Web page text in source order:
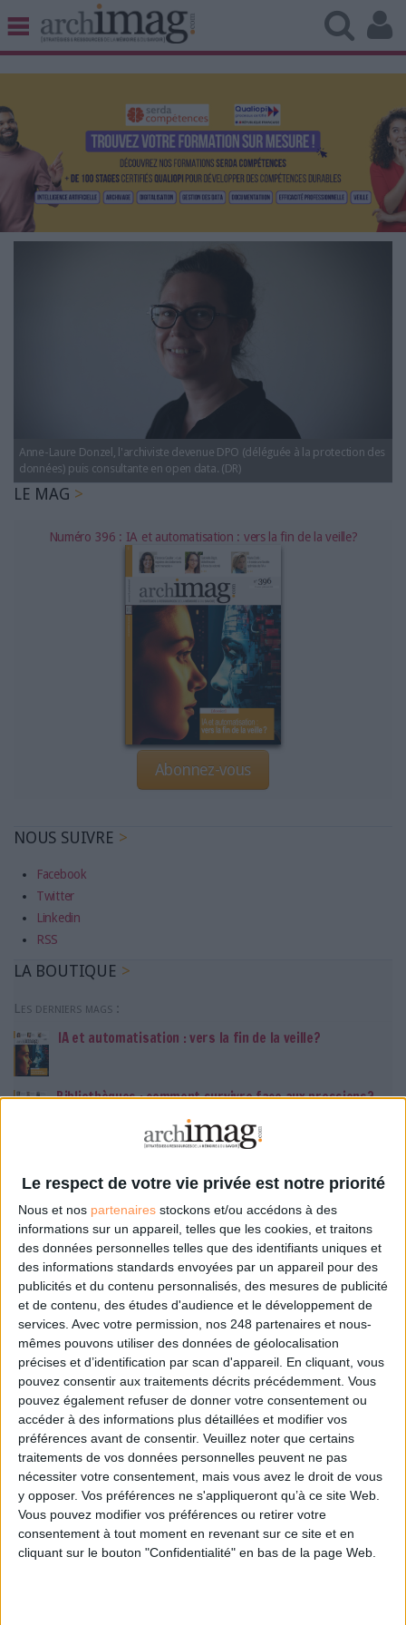
Le respect de votre vie privée est notre priorité
Nous et nos partenaires stockons et/ou accédons à des
informations sur un appareil, telles que les cookies, et traitons
des données personnelles telles que des identifiants uniques et
des informations standards envoyées par un appareil pour des
publicités et du contenu personnalisés, des mesures de publicité
et de contenu, des études d'audience et le développement de
services. Avec votre permission, nos 248 partenaires et nous-
mêmes pouvons utiliser des données de géolocalisation
précises et d’identification par scan d'appareil. En cliquant, vous
pouvez consentir aux traitements décrits précédemment. Vous
pouvez également refuser de donner votre consentement ou
accéder à des informations plus détaillées et modifier vos
préférences avant de consentir. Veuillez noter que certains
traitements de vos données personnelles peuvent ne pas
nécessiter votre consentement, mais vous avez le droit de vous
y opposer. Vos préférences ne s'appliqueront qu’à ce site Web.
Vous pouvez modifier vos préférences ou retirer votre
consentement à tout moment en revenant sur ce site et en
cliquant sur le bouton "Confidentialité" en bas de la page Web.
BIBLIOTHÈQUE ÉDITION
UNIVERS DATA
TRAVAIL COLLABORATIF
VIE NUMÉRIQUE
NUMÉRIQUE RESPONSABLE
LES BASES DE DONNÉES
L'ESPACE EMPLOI
L'AGENDA
LES LIVRES BLANCS
NOS OFFRES D'ABONNEMENTS
Anne-Laure Donzel, l'archiviste devenue DPO (déléguée à la protection des
données) puis consultante en open data. (DR)
LE MAG
Numéro 396 : IA et automatisation : vers la fin de la veille?
Abonnez-vous
NOUS SUIVRE
Facebook
Twitter
Linkedin
RSS
LA BOUTIQUE
Les derniers mags :
IA et automatisation : vers la fin de la veille?
Bibliothèques : comment survivre face aux pressions?
Les derniers guides :
IA génératives : cas d’usage et retours d’expérience
Archivage physique et électronique : enjeux, méthodes et
outils
Stratégie data : tirez profit de l’intelligence des
données
LES DERNIÈRES PARUTIONS